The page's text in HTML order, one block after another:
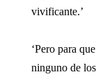
vivificante.’
‘Pero para
ninguno de